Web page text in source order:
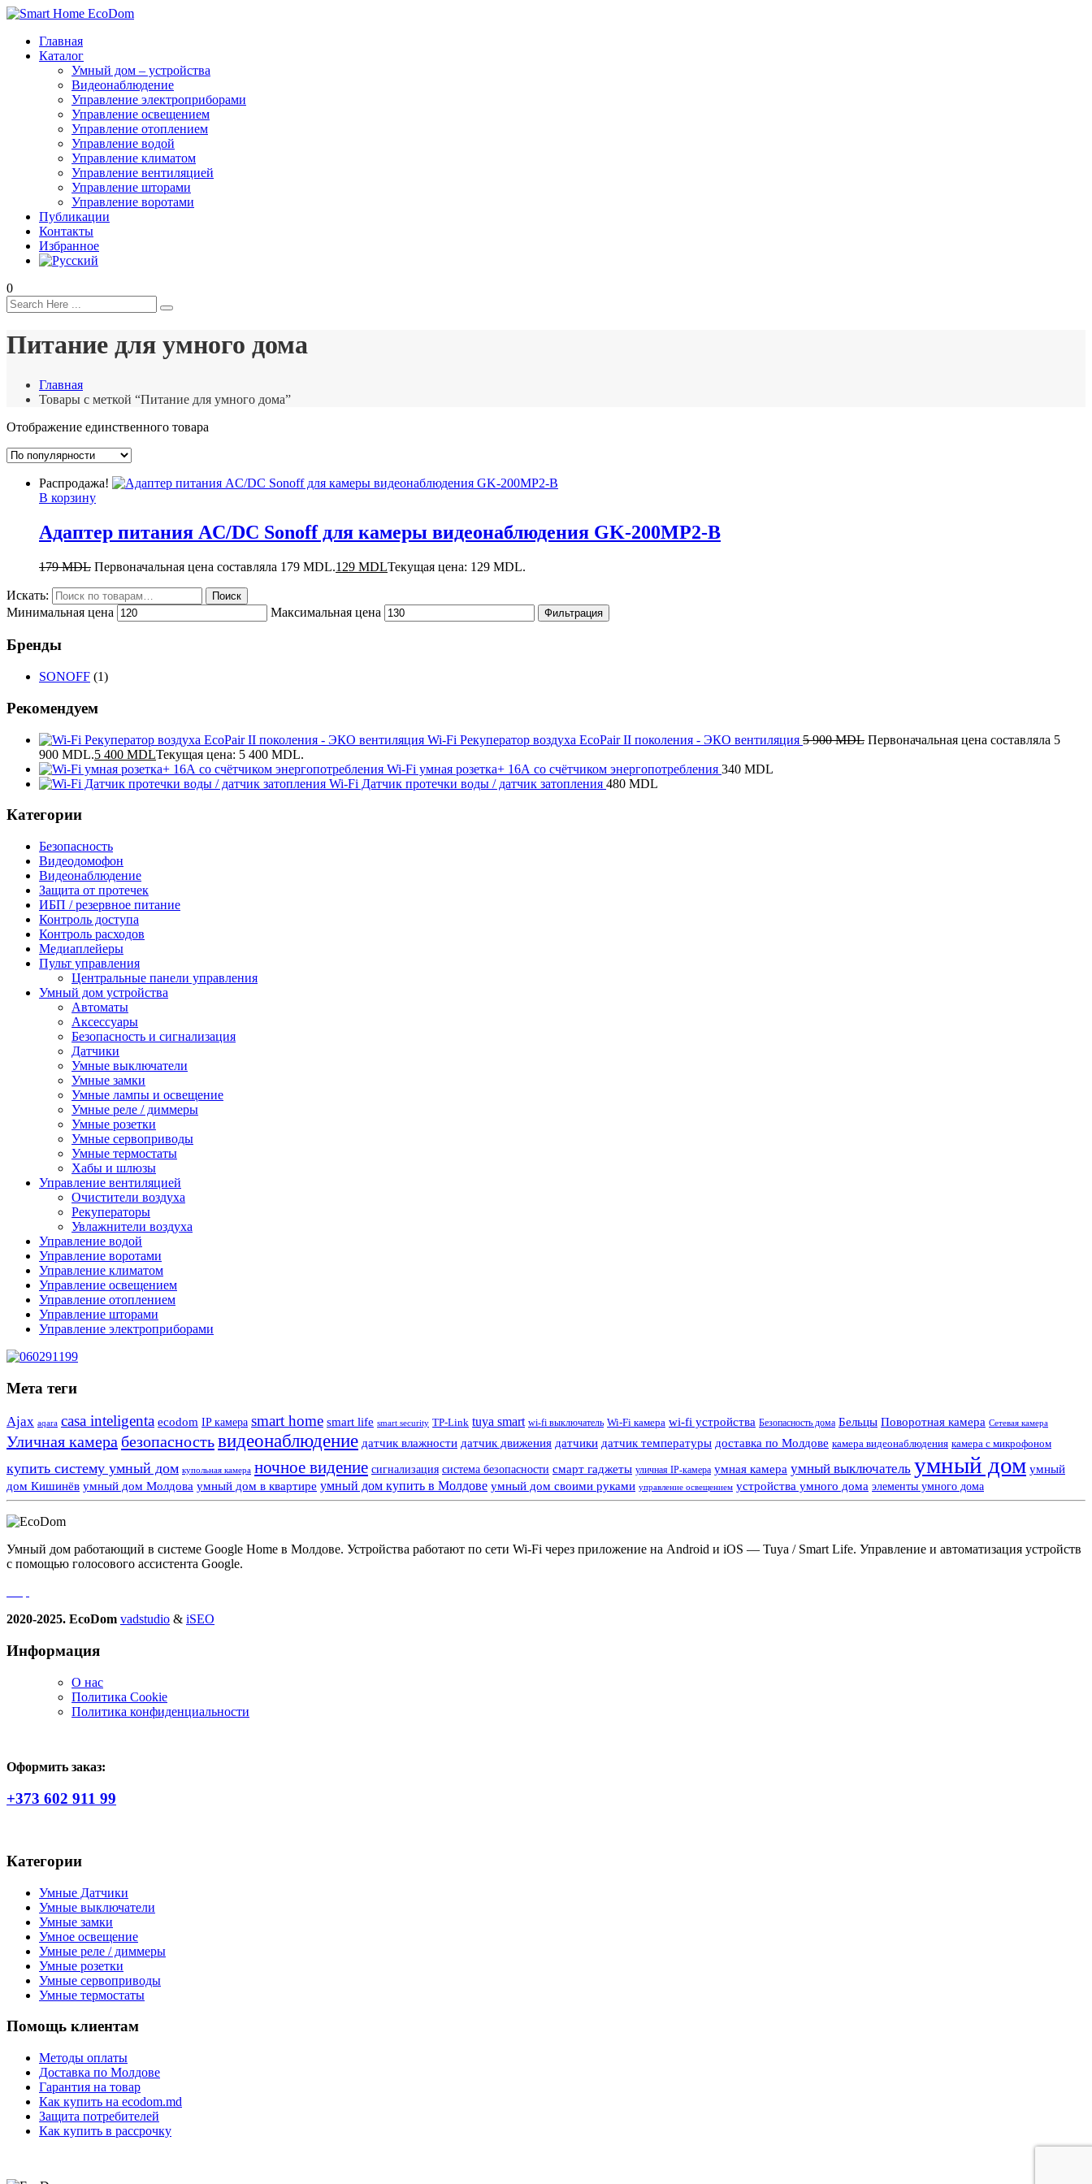
Главная
Каталог
Умный дом – устройства
Видеонаблюдение
Управление электроприборами
Управление освещением
Управление отоплением
Управление водой
Управление климатом
Управление вентиляцией
Управление шторами
Управление воротами
Публикации
Контакты
Избранное
0
Питание для умного дома
Главная
Товары с меткой “Питание для умного дома”
Отображение единственного товара
Распродажа!
В корзину
Адаптер питания AC/DC Sonoff для камеры видеонаблюдения GK-200MP2-B
179MDL Первоначальная цена составляла 179 MDL.129 MDLТекущая цена: 129 MDL.
Искать: Поиск
Минимальная цена Максимальная цена Фильтрация
Бренды
SONOFF (1)
Рекомендуем
Wi-Fi Рекуператор воздуха EcoPair II поколения - ЭКО вентиляция 5 900MDL Первоначальная цена составляла 5
900 MDL.5 400 MDLТекущая цена: 5 400 MDL.
Wi-Fi умная розетка+ 16А со счётчиком энергопотребления 340 MDL
Wi-Fi Датчик протечки воды / датчик затопления 480 MDL
Категории
Безопасность
Видеодомофон
Видеонаблюдение
Защита от протечек
ИБП / резервное питание
Контроль доступа
Контроль расходов
Медиаплейеры
Пульт управления
Центральные панели управления
Умный дом устройства
Автоматы
Аксессуары
Безопасность и сигнализация
Датчики
Умные выключатели
Умные замки
Умные лампы и освещение
Умные реле / диммеры
Умные розетки
Умные сервоприводы
Умные термостаты
Хабы и шлюзы
Управление вентиляцией
Очистители воздуха
Рекуператоры
Увлажнители воздуха
Управление водой
Управление воротами
Управление климатом
Управление освещением
Управление отоплением
Управление шторами
Управление электроприборами
Мета теги
Ajax aqara casa inteligenta ecodom IP камера smart home smart life smart security TP-Link tuya smart wi-fi выключатель Wi-Fi камера wi-fi устройства Безопасность дома Бельцы Поворотная камера Сетевая камера
Уличная камера безопасностьвидеонаблюдение датчик влажности датчик движения датчики датчик температуры доставка по Молдове камера видеонаблюдения камера с микрофоном
купить систему умный дом купольная камера ночное видение сигнализация система безопасности смарт гаджеты уличная IP-камера умная камера умный выключатель умный дом умный
дом Кишинёв умный дом Молдова умный дом в квартире умный дом купить в Молдове умный дом своими руками управление освещением устройства умного дома элементы умного дома
Умный дом работающий в системе Google Home в Молдове. Устройства работают по сети Wi-Fi через приложение на Android и iOS — Tuya / Smart Life. Управление и автоматизация устройств
с помощью голосового ассистента Google.
2020-2025. EcoDom vadstudio & iSEO
Информация
О нас
Политика Сookie
Политика конфиденциальности
Оформить заказ:
+373 602 911 99
Категории
Умные Датчики
Умные выключатели
Умные замки
Умное освещение
Умные реле / диммеры
Умные розетки
Умные сервоприводы
Умные термостаты
Помощь клиентам
Методы оплаты
Доставка по Молдове
Гарантия на товар
Как купить на ecodom.md
Защита потребителей
Как купить в рассрочку